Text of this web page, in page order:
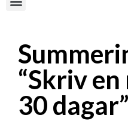
“Skriv
30 dagar”